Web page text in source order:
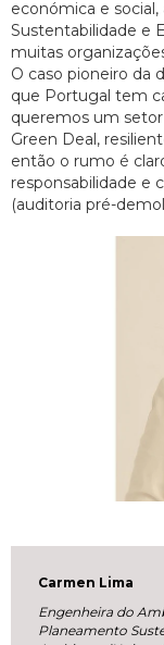
económica e
Sustentabilidade e
muitas
O caso pioneiro da
que Portugal tem
queremos um
Green Deal,
então o rumo é
responsabilidade e
(auditoria pré-
Carmen Lima
Engenheira do
Planeamento